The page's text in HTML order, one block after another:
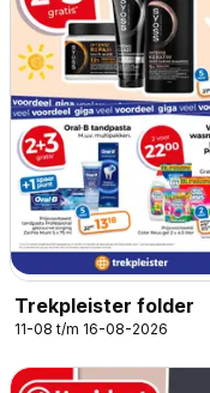
Trekpleister folder
11-08 t/m 16-08-2026